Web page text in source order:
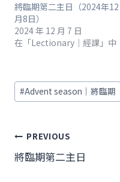
將臨期第二主日（2024年12
月8日）
2024 年 12 月 7 日
在「Lectionary｜經課」中
Post
Tags:
#Advent season｜將臨期
文
章
PREVIOUS
將臨期第二主日